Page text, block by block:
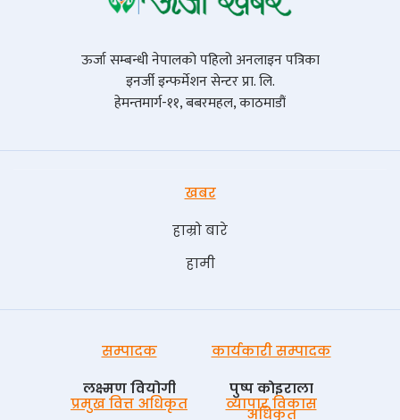
ऊर्जा सम्बन्धी नेपालको पहिलो अनलाइन पत्रिका
इनर्जी इन्फर्मेशन सेन्टर प्रा. लि.
हेमन्तमार्ग-११, बबरमहल, काठमाडौं
खबर
हाम्रो बारे
हामी
सम्पादक
लक्ष्मण वियोगी
कार्यकारी सम्पादक
पुष्प काेइराला
प्रमुख वित्त अधिकृत
व्यापार विकास
अधिकृत